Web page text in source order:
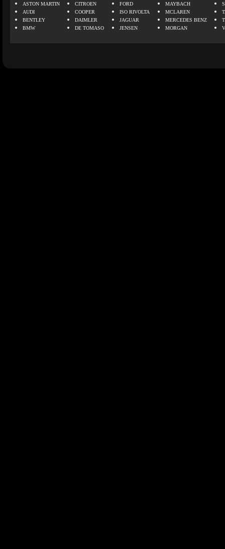
ASTON MARTIN
AUDI
BENTLEY
BMW
CITROEN
COOPER
DAIMLER
DE TOMASO
FORD
ISO RIVOLTA
JAGUAR
JENSEN
MAYBACH
MCLAREN
MERCEDES BENZ
MORGAN